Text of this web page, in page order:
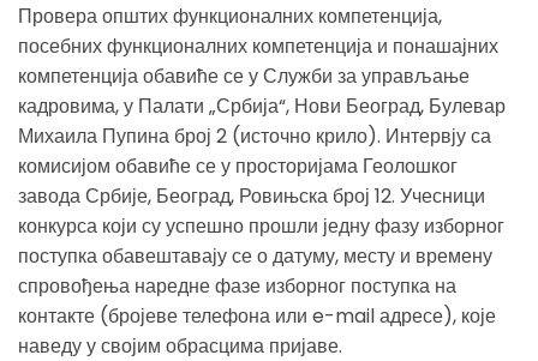
Провера општих функционалних компетенција,
посебних функционалних компетенција и понашајних
компетенција обавиће се у Служби за управљање
кадровима, у Палати „Србија“, Нови Београд, Булевар
Михаила Пупина број 2 (источно крило). Интервју са
комисијом обавиће се у просторијама Геолошког
завода Србије, Београд, Ровињска број 12. Учесници
конкурса који су успешно прошли једну фазу изборног
поступка обавештавају се о датуму, месту и времену
спровођења наредне фазе изборног поступка на
контакте (бројеве телефона или e-mail адресе), које
наведу у својим обрасцима пријаве.